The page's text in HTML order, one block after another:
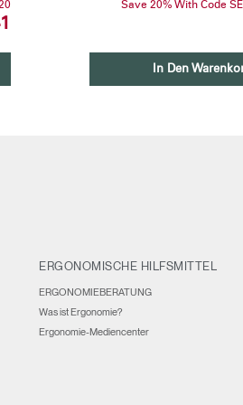
Save 20% With Code
In Den
ERGONOMISCHE HILFSMITTEL
ERGONOMIEBERATUNG
Was ist Ergonomie?
Ergonomie-Mediencenter